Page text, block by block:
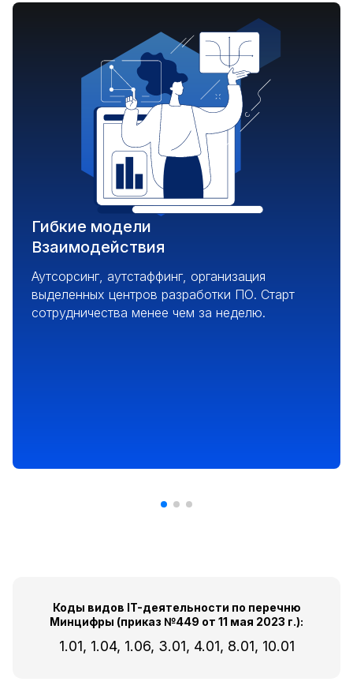
Гибкие модели
Взаимодействия
Аутсорсинг, аутстаффинг, организация
выделенных центров разработки ПО. Старт
сотрудничества менее чем за неделю.
Коды видов IT-деятельности по перечню
Минцифры (приказ №449 от 11 мая 2023 г.):
1.01, 1.04, 1.06, 3.01, 4.01, 8.01, 10.01